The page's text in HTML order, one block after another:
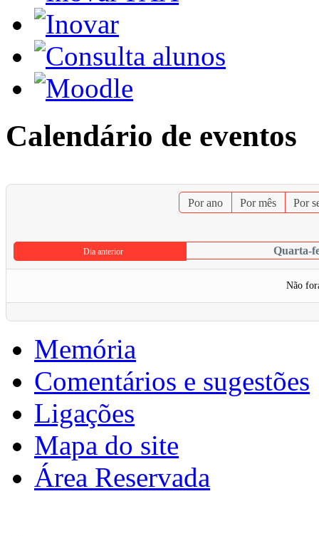
Calendário de eventos
Por ano Por mês Por
Dia anterior Quarta-
Não
Memória
Comentários e sugestões
Ligações
Mapa do site
Área Reservada